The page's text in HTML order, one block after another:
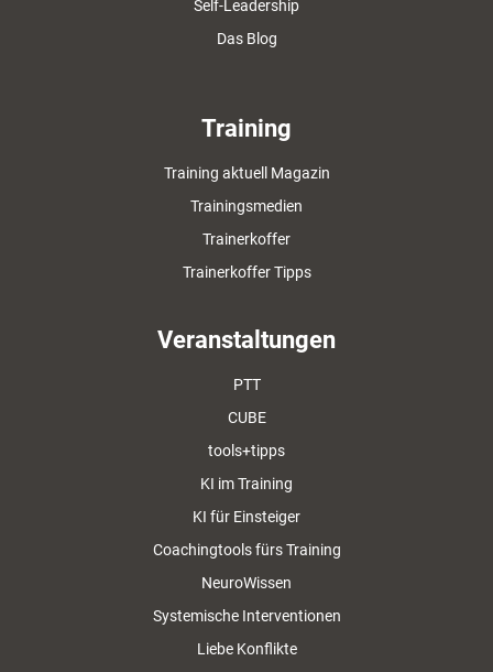
Self-Leadership
Das Blog
Training
Training aktuell Magazin
Trainingsmedien
Trainerkoffer
Trainerkoffer Tipps
Veranstaltungen
PTT
CUBE
tools+tipps
KI im Training
KI für Einsteiger
Coachingtools fürs Training
NeuroWissen
Systemische Interventionen
Liebe Konflikte